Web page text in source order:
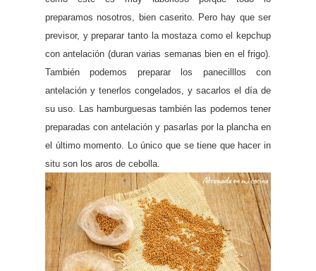
preparamos nosotros, bien caserito. Pero hay que ser
previsor, y preparar tanto la mostaza como el kepc hup
con antelación (duran varias semanas bien en el frigo).
También podemos preparar los panecilllos con
antelación y tenerlos congelados, y sacarlos el día de
su uso. Las hamburguesas también las podemos tener
preparadas con antelación y pasarlas por la planc ha en
el último momento. Lo único que se tiene que hacer in
situ son los aros de cebolla.